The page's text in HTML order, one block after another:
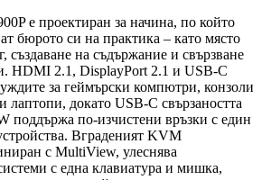
е проектиран за начина, по който
бюрото си на практика – като място
създаване на съдържание и свързване
HDMI 2.1, DisplayPort 2.1 и USB-C
за геймърски компютри, конзоли
лаптопи, докато USB-C свързаността
поддържа по-изчистени връзки с един
Вграденият KVM
с MultiView, улеснява
с една клавиатура и мишка,